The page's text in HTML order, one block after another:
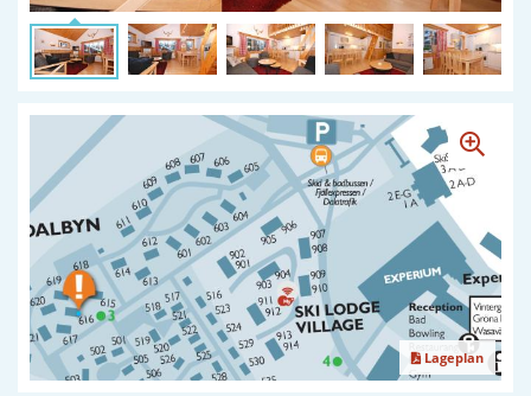
Lageplan